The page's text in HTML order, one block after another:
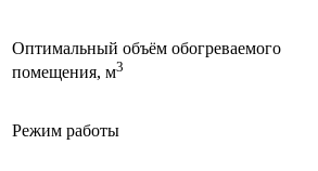
Оптимальный объём обогреваемого
помещения, м3
Режим работы